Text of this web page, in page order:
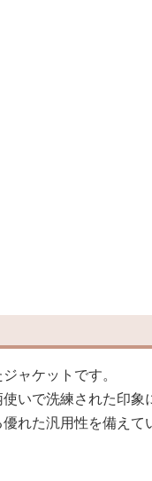
ャケットです。
いで洗練された印象
れた汎用性を備えて